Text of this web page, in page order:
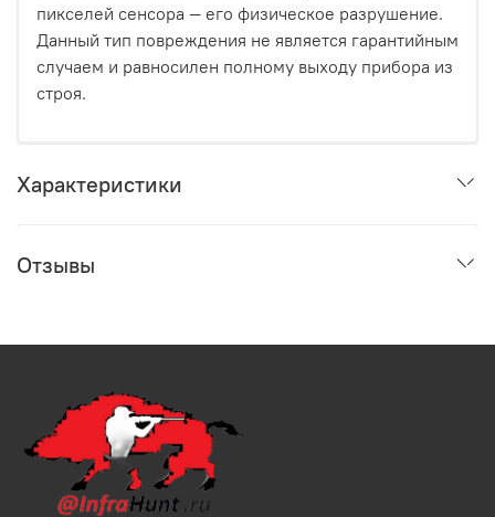
пикселей сенсора — его физическое разрушение.
Данный тип повреждения не является гарантийным
случаем и равносилен полному выходу прибора из
строя.
Характеристики
Отзывы